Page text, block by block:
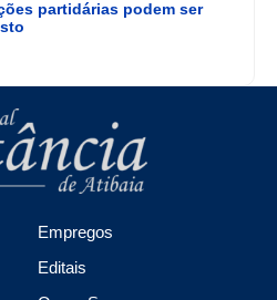
partidárias podem ser
Empregos
Editais